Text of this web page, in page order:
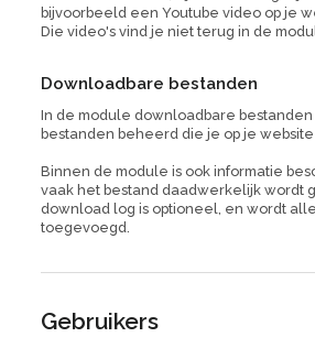
bijvoorbeeld een Youtube video op je
Die video's vind je niet terug in de
Downloadbare bestanden
In de module downloadbare
bestanden beheerd die je op je website
Binnen de module is ook informatie
vaak het bestand daadwerkelijk wordt
download log is optioneel, en wordt
toegevoegd.
Gebruikers